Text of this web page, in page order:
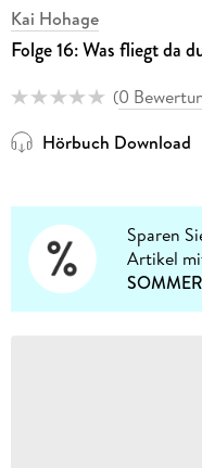
Kai Hohage
Folge 16: Was fliegt da
(0
Hörbuch Download
Sparen
Artikel